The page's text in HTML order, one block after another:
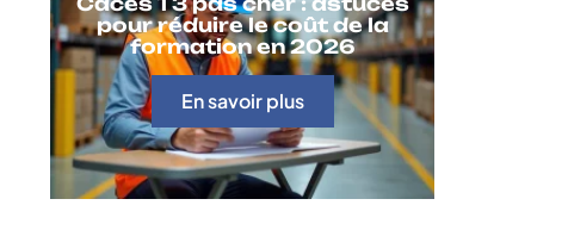
pour réduire le coût de la
formation en 2026
En savoir plus